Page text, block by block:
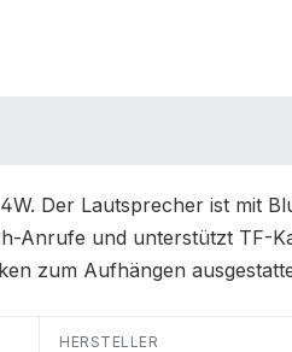
Der Lautsprecher ist mit
und unterstützt TF-
zum Aufhängen
HERSTELLER